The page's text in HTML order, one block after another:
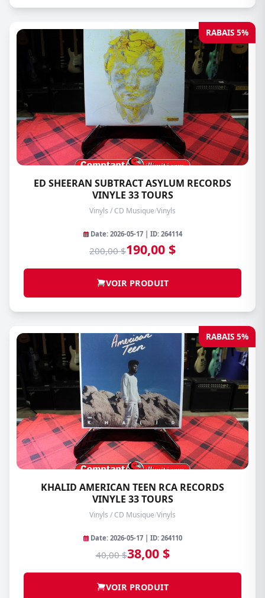
RABAIS 5%
ED SHEERAN SUBTRACT ASYLUM RECORDS
VINYLE 33 TOURS
Vinyls / CD Musique/Vinyls
Date: 2026-05-17 | ID: 264114
200,00 $190,00 $
VOIR PRODUIT
RABAIS 5%
KHALID AMERICAN TEEN RCA RECORDS
VINYLE 33 TOURS
Vinyls / CD Musique/Vinyls
Date: 2026-05-17 | ID: 264110
40,00 $38,00 $
VOIR PRODUIT